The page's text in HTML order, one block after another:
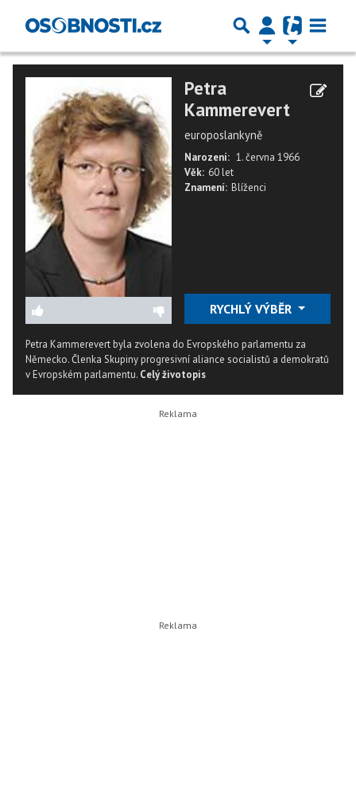
Petra
Kammerevert
europoslankyně
Narození: 1. června 1966
Věk: 60 let
Znamení: Blíženci
RYCHLÝ VÝBĚR
Petra Kammerevert byla zvolena do Evropského parlamentu za
Německo. Členka Skupiny progresivní aliance socialistů a demokratů
v Evropském parlamentu. Celý životopis